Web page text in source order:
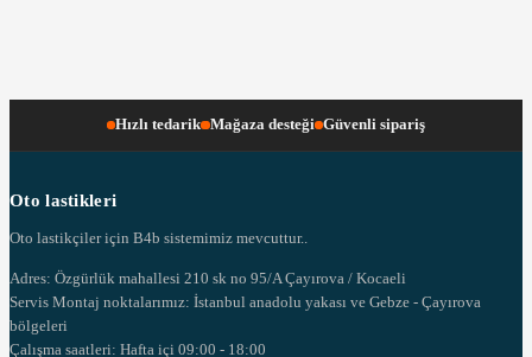
Hızlı tedarik Mağaza desteği Güvenli sipariş
Oto lastikleri
Oto lastikçiler için B4b sistemimiz mevcuttur..
Adres: Özgürlük mahallesi 210 sk no 95/A Çayırova / Kocaeli
Servis Montaj noktalarımız: İstanbul anadolu yakası ve Gebze - Çayırova
bölgeleri
Çalışma saatleri: Hafta içi 09:00 - 18:00